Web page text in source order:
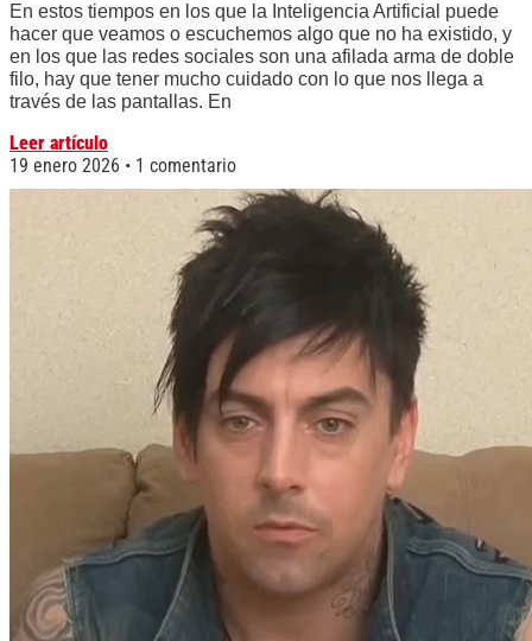
En estos tiempos en los que la Inteligencia Artificial puede
hacer que veamos o escuchemos algo que no ha existido, y
en los que las redes sociales son una afilada arma de doble
filo, hay que tener mucho cuidado con lo que nos llega a
través de las pantallas. En
Leer artículo
19 enero 2026
1 comentario